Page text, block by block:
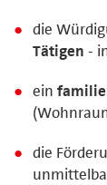
die
Tätigen -
ein
die